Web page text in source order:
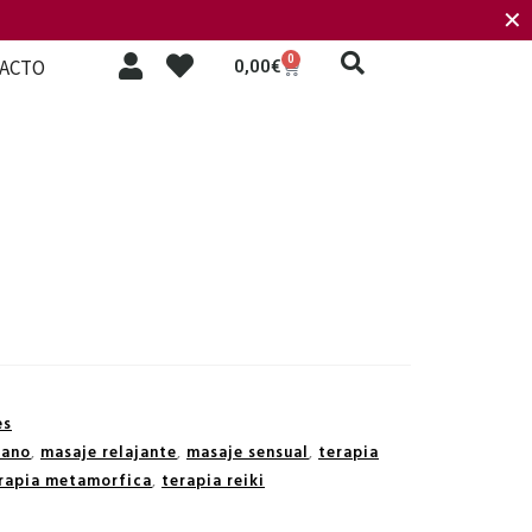
0,00€ 0
✕
, masaje relajante, masaje sensual, terapia
metamorfica, terapia reiki